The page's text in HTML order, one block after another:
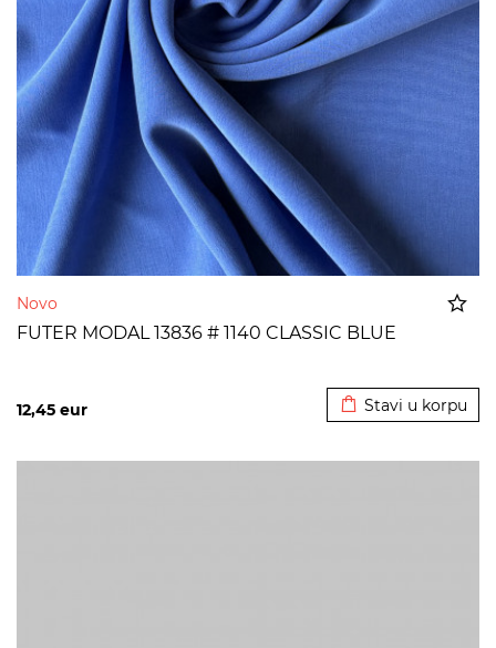
Novo
FUTER MODAL 13836 # 1140 CLASSIC BLUE
12,45 eur Stavi u korpu